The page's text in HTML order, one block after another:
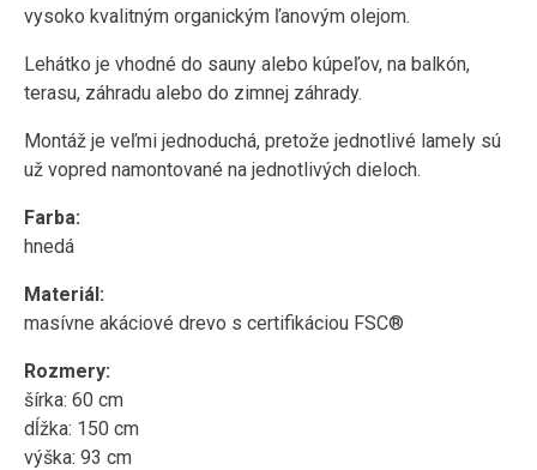
vysoko kvalitným organickým ľanovým olejom.
Lehátko je vhodné do sauny alebo kúpeľov, na balkón,
terasu, záhradu alebo do zimnej záhrady.
Montáž je veľmi jednoduchá, pretože jednotlivé lamely sú
už vopred namontované na jednotlivých dieloch.
Farba:
hnedá
Materiál:
masívne akáciové drevo s certifikáciou FSC®
Rozmery:
šírka: 60 cm
dĺžka: 150 cm
výška: 93 cm